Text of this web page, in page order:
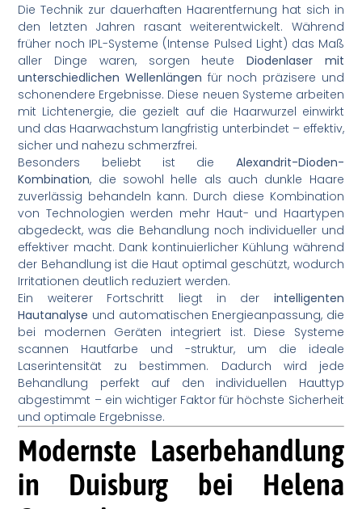
Die Technik zur dauerhaften Haarentfernung hat sich in
den letzten Jahren rasant weiterentwickelt. Während
früher noch IPL-Systeme (Intense Pulsed Light) das Maß
aller Dinge waren, sorgen heute Diodenlaser mit
unterschiedlichen Wellenlängen für noch präzisere und
schonendere Ergebnisse. Diese neuen Systeme arbeiten
mit Lichtenergie, die gezielt auf die Haarwurzel einwirkt
und das Haarwachstum langfristig unterbindet – effektiv,
sicher und nahezu schmerzfrei.
Besonders beliebt ist die Alexandrit-Dioden-
Kombination, die sowohl helle als auch dunkle Haare
zuverlässig behandeln kann. Durch diese Kombination
von Technologien werden mehr Haut- und Haartypen
abgedeckt, was die Behandlung noch individueller und
effektiver macht. Dank kontinuierlicher Kühlung während
der Behandlung ist die Haut optimal geschützt, wodurch
Irritationen deutlich reduziert werden.
Ein weiterer Fortschritt liegt in der intelligenten
Hautanalyse und automatischen Energieanpassung, die
bei modernen Geräten integriert ist. Diese Systeme
scannen Hautfarbe und -struktur, um die ideale
Laserintensität zu bestimmen. Dadurch wird jede
Behandlung perfekt auf den individuellen Hauttyp
abgestimmt – ein wichtiger Faktor für höchste Sicherheit
und optimale Ergebnisse.
Modernste Laserbehandlung
in Duisburg bei Helena